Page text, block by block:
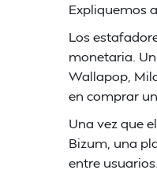
Expliquemos
Los
monetaria.
Wallapop,
en comprar
Una vez que
Bizum, una
entre usuarios.